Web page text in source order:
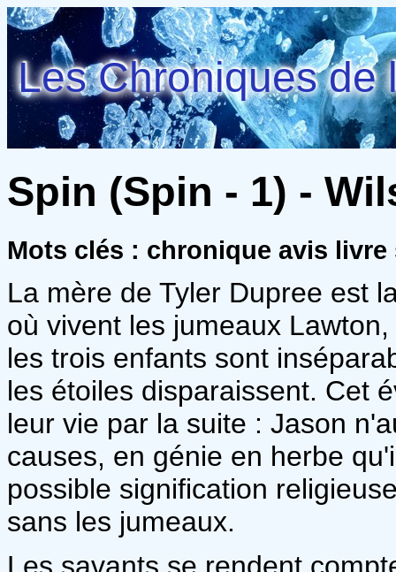
Les Chroniques de
Spin (Spin - 1) -
Mots clés : chronique avis
La mère de Tyler Dupree est
où vivent les jumeaux
les trois enfants sont
les étoiles disparaissent. Cet
leur vie par la suite : Jason
causes, en génie en herbe
possible signification
sans les jumeaux.